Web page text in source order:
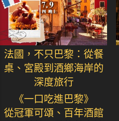
法國，不只巴黎：從餐
桌、宮殿到酒鄉海岸的
深度旅行
《一口吃進巴黎》
從冠軍可頌、百年酒館